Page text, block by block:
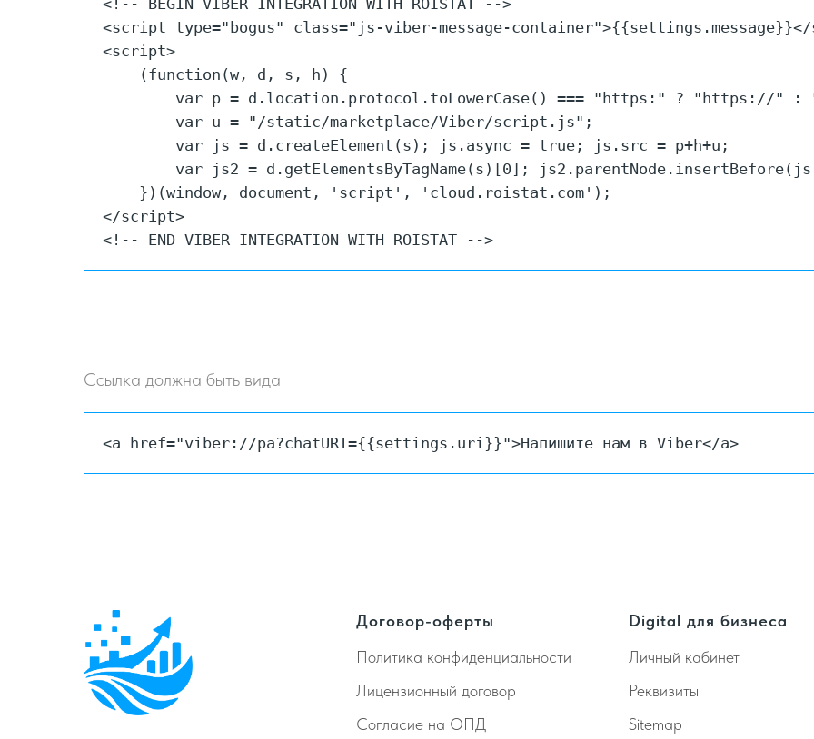
<script type="bogus" class="js-viber-message-
<script>
    (function(w, d, s, h) {
var p = d.location.protocol.toLowerCase() === "https:" ? "https://" :
        var u = "/static/marketplace/Viber/script.js";
        var js = d.createElement(s); js.async = true; js.src = p+h+u;
var js2 = d.getElementsByTagName(s)[0];
    })(window, document, 'script', 'cloud.roistat.com');
</script>
<!-- END VIBER INTEGRATION WITH ROISTAT -->
Ссылка должна быть вида
<a href="viber://pa?chatURI={{settings.uri}}">Напишите нам в Viber</a>
Договор-оферты
Политика конфиденциальности
Лицензионный договор
Согласие на ОПД
Digital для бизнеса
Личный кабинет
Реквизиты
Sitemap